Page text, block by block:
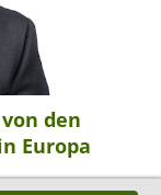
den
Europa